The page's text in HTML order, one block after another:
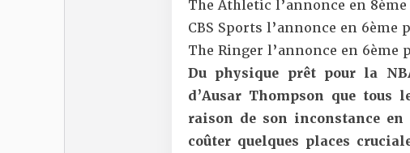
The Athletic l’annonce en
CBS Sports l’annonce en 6ème
The Ringer l’annonce en 6ème
Du physique prêt pour la
d’Ausar Thompson que
raison de son inconstance
coûter quelques places